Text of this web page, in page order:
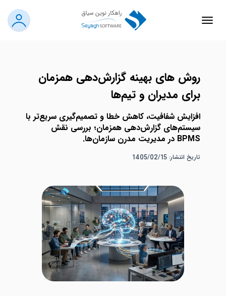
روش های بهینه گزارش‌دهی همزمان
برای مدیران و تیم‌ها
افزایش شفافیت، کاهش خطا و تصمیم‌گیری سریع‌تر با
سیستم‌های گزارش‌دهی همزمان؛ بررسی نقش
BPMS در مدیریت مدرن سازمان‌ها.
تاریخ انتشار: 1405/02/15